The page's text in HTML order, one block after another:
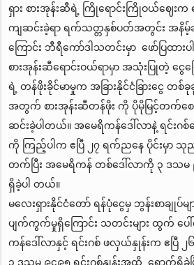
ရှား စားအုန်းဆီရဲ့ ကြိုရောင်းကြိုဝယ်ဈေးက
ကျဆင်းခဲ့ရာ ရက်သတ္တနှစ်ပတ်အတွင်း အနိမ့်
ကြောင်း ဘီရီကော်ဒါသတင်းမှာ ဖော်ပြထား
စားအုန်းဆီရောင်းဝယ်ရာမှာ အသုံးပြုတဲ့ ငွေက
ရဲ့ တန်ဖိုးခိုင်မာမှုက အခြားနိုင်ငံခြားငွေ တ
အတွက် စားအုန်းဆီတန်ဖိုး ကို ပိုမိုမြင့်တက်စေ
ဆင်းခဲ့ပါတယ်။ အမေရိကန်ဒေါ်လာနဲ့ ရင်းဂ
ကို ကြည့်ပါက ဧပြီ ၂၇ ရက်ညနေ ပိုင်းမှာ သုည
တက်ပြီး အမေရိကန် တစ်ဒေါ်လာကို ၃ ဒသမ
ရှိခဲ့ပါ တယ်။
မလေးရှားနိုင်ငံတော် ရန်ပုံငွေမှ ဘွန်းစာချုပ်မ
ပျက်ကွက်မှုရှိကြောင်း သတင်းများ ထွက် ပေ
ကန်ဒေါ်လာနှင့် ရင်းဂစ် ဖလှယ်နှုန်းက ဧပြီ ၂
၃ ဒသမ ၉၄၉၅ ရင်းဂစ်နှုန်းအထိ ရောက်ရှိ